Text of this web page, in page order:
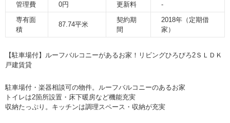
管理費 0円 更新料
-
専有面
積
87.74平米
契約期
間
2018年（定期借
家）
【駐車場付】ルーフバルコニーがあるお家！リビングひろびろ2ＳＬＤＫ
戸建賃貸
駐車場付・楽器相談可の物件。ルーフバルコニーのあるお家
トイレは2箇所設置・床下暖房など機能充実
収納たっぷり。キッチンは調理スペース・収納が充実